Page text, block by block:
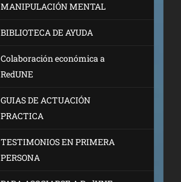
MANIPULACIÓN MENTAL
BIBLIOTECA DE AYUDA
Colaboración económica a
RedUNE
GUIAS DE ACTUACIÓN
PRACTICA
TESTIMONIOS EN PRIMERA
PERSONA